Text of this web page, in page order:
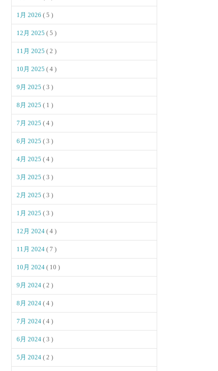
1月 2026( 5 )
12月 2025( 5 )
11月 2025( 2 )
10月 2025( 4 )
9月 2025( 3 )
8月 2025( 1 )
7月 2025( 4 )
6月 2025( 3 )
4月 2025( 4 )
3月 2025( 3 )
2月 2025( 3 )
1月 2025( 3 )
12月 2024( 4 )
11月 2024( 7 )
10月 2024( 10 )
9月 2024( 2 )
8月 2024( 4 )
7月 2024( 4 )
6月 2024( 3 )
5月 2024( 2 )